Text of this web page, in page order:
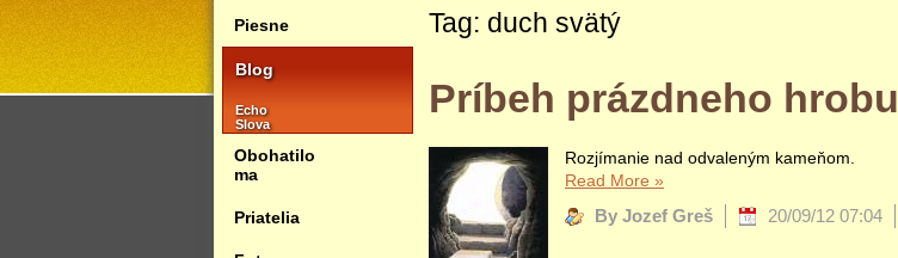
Tag: duch svätý
Príbeh prázdneho hrobu
Rozjímanie nad odvaleným kameňom.
Read More»
By Jozef Greš
20/09/12 07:04
Piesne
Blog
Echo
Slova
Obohatilo
ma
Priatelia